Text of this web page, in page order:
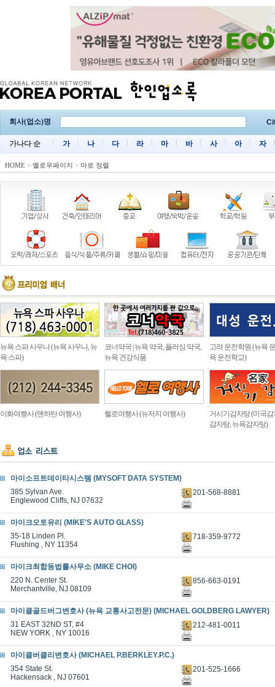
회사(업소)명
가나다 순 가 나 다 라 마 바 사 아 자
HOME > 옐로우페이지 > 마로 정렬
뉴욕 스파 사우나 (뉴욕 사우나, 뉴
욕 스파)
코너약국 | 뉴욕 약국, 플러싱 약국,
뉴욕 건강식품
고려 운전학원 (뉴욕
욕 운전학교)
이화여행사 (맨하탄 여행사) 헬로여행사 (뉴저지 여행사)
거시기감자탕 (미국감
감자탕, 뉴욕감자탕)
마이소프트데이타시스템 (MYSOFT DATA SYSTEM)
385 Sylvan Ave.
Englewood Cliffs, NJ 07632
201-568-8881
마이크오토유리 (MIKE'S AUTO GLASS)
35-18 Linden Pl.
Flushing , NY 11354
718-359-9772
마이크최합동법률사무소 (MIKE CHOI)
220 N. Center St.
Merchantville, NJ 08109
856-663-0191
마이클골드버그변호사 (뉴욕 교통사고전문) (MICHAEL GOLDBERG LAWYER)
31 EAST 32ND ST, #4
NEW YORK , NY 10016
212-481-0011
마이클버클리변호사 (MICHAEL P.BERKLEY.P.C.)
354 State St.
Hackensack , NJ 07601
201-525-1666